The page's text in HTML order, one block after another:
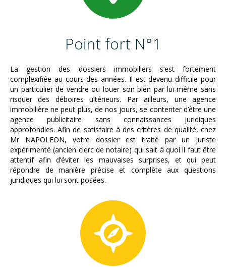
Point fort N°1
La gestion des dossiers immobiliers s’est fortement
complexifiée au cours des années. Il est devenu difficile pour
un particulier de vendre ou louer son bien par lui-même sans
risquer des déboires ultérieurs. Par ailleurs, une agence
immobilière ne peut plus, de nos jours, se contenter d’être une
agence publicitaire sans connaissances juridiques
approfondies. Afin de satisfaire à des critères de qualité, chez
Mr NAPOLEON, votre dossier est traité par un juriste
expérimenté (ancien clerc de notaire) qui sait à quoi il faut être
attentif afin d’éviter les mauvaises surprises, et qui peut
répondre de manière précise et complète aux questions
juridiques qui lui sont posées.